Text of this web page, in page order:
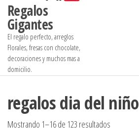
Regalos
Gigantes
El regalo perfecto, arreglos
Florales, fresas con chocolate,
decoraciones y muchos mas a
domicilio.
regalos dia del niño
Mostrando 1–16 de 123 resultados